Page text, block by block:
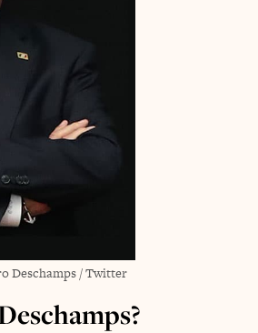
Deschamps / Twitter